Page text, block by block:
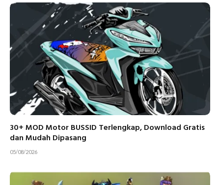
30+ MOD Motor BUSSID Terlengkap, Download Gratis
dan Mudah Dipasang
05/08/2026